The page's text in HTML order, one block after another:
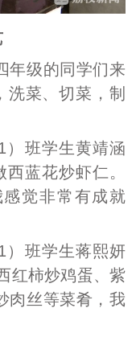
级的同学们来
洗菜、切菜，制
班学生黄靖涵
蓝花炒虾仁。
觉非常有成就
班学生蒋熙妍
红柿炒鸡蛋、紫
肉丝等菜肴，我